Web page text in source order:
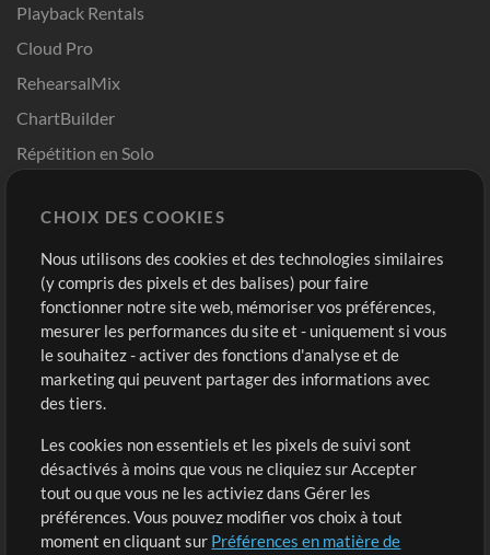
Playback Rentals
Cloud Pro
RehearsalMix
ChartBuilder
Répétition en Solo
Modèles ProPresenter
Sons
Boutique
Acheter des crédits
Contenu gratuit
Demander les pistes
Extras
Sessions
Soumettre votre contenu
Compte
Connexion
S'inscrire
CHOIX DES COOKIES
Nous utilisons des cookies et des technologies similaires
(y compris des pixels et des balises) pour faire
fonctionner notre site web, mémoriser vos préférences,
mesurer les performances du site et - uniquement si vous
le souhaitez - activer des fonctions d'analyse et de
marketing qui peuvent partager des informations avec
des tiers.
Les cookies non essentiels et les pixels de suivi sont
désactivés à moins que vous ne cliquiez sur Accepter
tout ou que vous ne les activiez dans Gérer les
préférences. Vous pouvez modifier vos choix à tout
moment en cliquant sur Préférences en matière de